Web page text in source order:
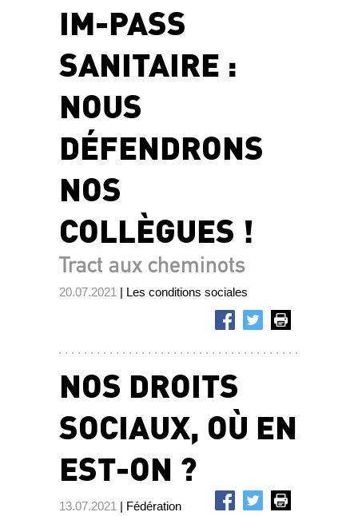
IM-PASS
SANITAIRE :
NOUS
DÉFENDRONS
NOS
COLLÈGUES !
Tract aux cheminots
20.07.2021 | Les conditions sociales
NOS DROITS
SOCIAUX, OÙ EN
EST-ON ?
13.07.2021 | Fédération